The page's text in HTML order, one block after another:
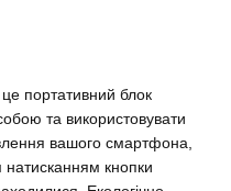
портативний блок
та використовувати
вашого смартфона,
натисканням кнопки